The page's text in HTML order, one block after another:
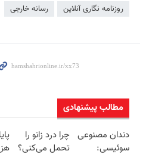
روزنامه نگاری آنلاین رسانه‌ خارجی
مطالب پیشنهادی
دندان مصنوعی
سوئیسی:
چرا درد زانو را
تحمل می‌کنی؟